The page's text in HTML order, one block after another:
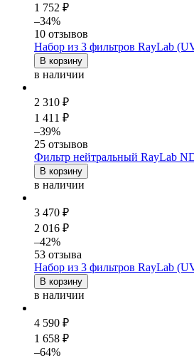
1 752 ₽
–34%
10 отзывов
Набор из 3 фильтров RayLab
В корзину
в наличии
2 310 ₽
1 411 ₽
–39%
25 отзывов
Фильтр нейтральный RayLab
В корзину
в наличии
3 470 ₽
2 016 ₽
–42%
53 отзыва
Набор из 3 фильтров RayLab
В корзину
в наличии
4 590 ₽
1 658 ₽
–64%